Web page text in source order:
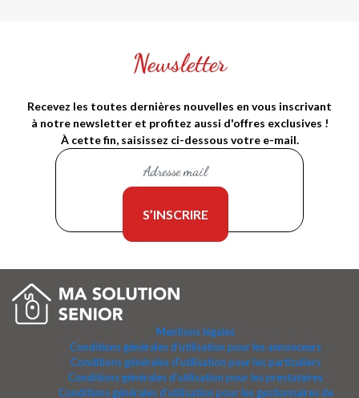
Newsletter
Recevez les toutes dernières nouvelles en vous inscrivant
à notre newsletter et profitez aussi d'offres exclusives !
À cette fin, saisissez ci-dessous votre e-mail.
Mentions légales
Conditions générales d'utilisation pour les annonceurs
Conditions générales d'utilisation pour les particuliers
Conditions générales d'utilisation pour les prestataires
Conditions générales d'utilisation pour les gestionnaires de